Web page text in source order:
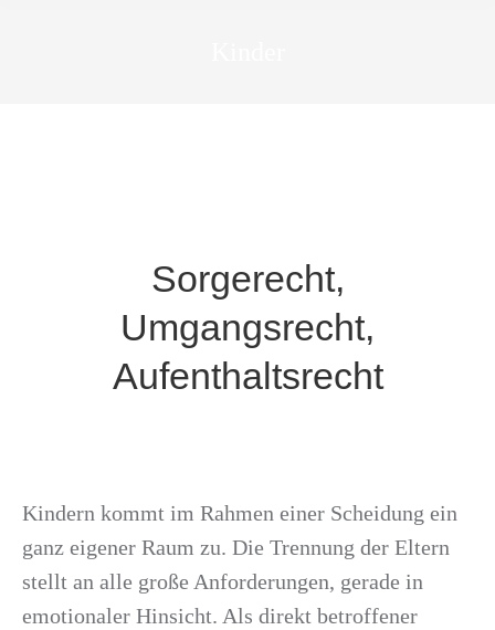
Sorgerecht,
Umgangsrecht,
Aufenthaltsrecht
Kindern kommt im Rahmen einer Scheidung ein
ganz eigener Raum zu. Die Trennung der Eltern
stellt an alle große Anforderungen, gerade in
emotionaler Hinsicht. Als direkt betroffener